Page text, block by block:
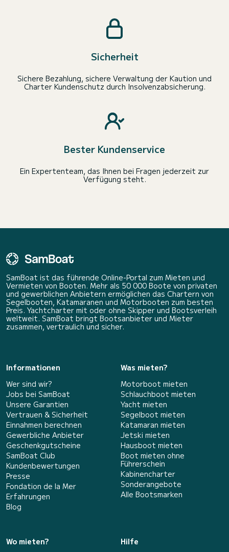
Sicherheit
Sichere Bezahlung, sichere Verwaltung der Kaution und
Charter Kundenschutz durch Insolvenzabsicherung.
Bester Kundenservice
Ein Expertenteam, das Ihnen bei Fragen jederzeit zur
Verfügung steht.
SamBoat ist das führende Online-Portal zum Mieten und
Vermieten von Booten. Mehr als 50 000 Boote von privaten
und gewerblichen Anbietern ermöglichen das Chartern von
Segelbooten, Katamaranen und Motorbooten zum besten
Preis. Yachtcharter mit oder ohne Skipper und Bootsverleih
weltweit. SamBoat bringt Bootsanbieter und Mieter
zusammen, vertraulich und sicher.
Informationen
Wer sind wir?
Jobs bei SamBoat
Unsere Garantien
Vertrauen & Sicherheit
Einnahmen berechnen
Gewerbliche Anbieter
Geschenkgutscheine
SamBoat Club
Kundenbewertungen
Presse
Fondation de la Mer
Erfahrungen
Blog
Was mieten?
Motorboot mieten
Schlauchboot mieten
Yacht mieten
Segelboot mieten
Katamaran mieten
Jetski mieten
Hausboot mieten
Boot mieten ohne
Führerschein
Kabinencharter
Sonderangebote
Alle Bootsmarken
Wo mieten?
Hilfe